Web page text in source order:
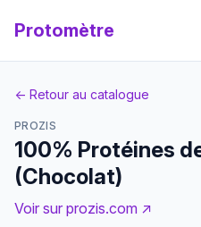
Protomètre
← Retour au catalogue
PROZIS
100% Protéines
(Chocolat)
Voir sur prozis.com ↗